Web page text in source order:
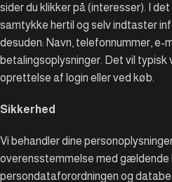
sider du klikker på (interesser). I
samtykke hertil og selv indtaster
desuden: Navn, telefonnummer, e-
betalingsoplysninger. Det vil
oprettelse af login eller ved køb.
Sikkerhed
Vi behandler dine
overensstemmelse med gældende
persondataforordningen og